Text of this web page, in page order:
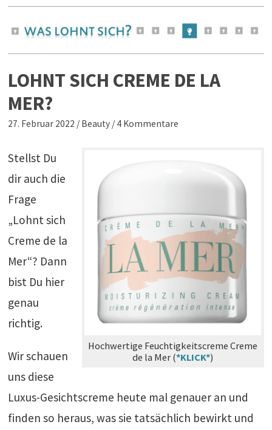
LOHNT SICH CREME DE LA
MER?
27. Februar 2022 / Beauty / 4 Kommentare
Hochwertige Feuchtigkeitscreme Creme
de la Mer (*KLICK*)
Stellst Du
dir auch die
Frage
„Lohnt sich
Creme de la
Mer“? Dann
bist Du hier
genau
richtig.
Wir schauen
uns diese
Luxus-Gesichtscreme heute mal genauer an und
finden so heraus, was sie tatsächlich bewirkt und